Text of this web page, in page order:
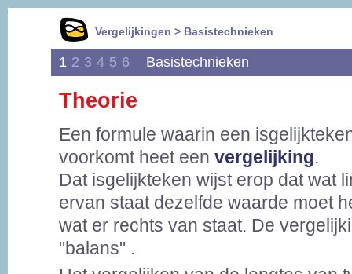
Vergelijkingen > Basistechnieken
1 2 3 4 5 6 Basistechnieken
Theorie
Een formule waarin een
voorkomt heet een vergelijking.
Dat isgelijkteken wijst erop dat wat
ervan staat dezelfde waarde moet
wat er rechts van staat. De
"balans" .